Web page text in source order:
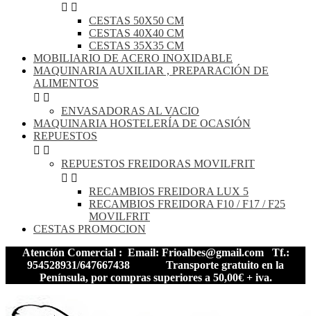
 
CESTAS 50X50 CM
CESTAS 40X40 CM
CESTAS 35X35 CM
MOBILIARIO DE ACERO INOXIDABLE
MAQUINARIA AUXILIAR , PREPARACIÓN DE
ALIMENTOS
 
ENVASADORAS AL VACIO
MAQUINARIA HOSTELERÍA DE OCASIÓN
REPUESTOS
 
REPUESTOS FREIDORAS MOVILFRIT
 
RECAMBIOS FREIDORA LUX 5
RECAMBIOS FREIDORA F10 / F17 / F25
MOVILFRIT
CESTAS PROMOCION
Atención Comercial : Email: Frioalbes@gmail.com Tf.:
954528931/647667438
Transporte gratuito en la
Península, por compras superiores a 50,00€ + iva.